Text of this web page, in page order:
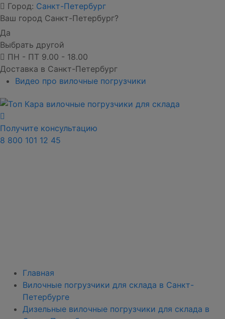
Город: Санкт-Петербург
Ваш город Санкт-Петербург?
Да
Выбрать другой
ПН - ПТ 9.00 - 18.00
Доставка в Санкт-Петербург
Видео про вилочные погрузчики
Получите консультацию
8 800 101 12 45
Главная
Вилочные погрузчики для склада в Санкт-
Петербурге
Дизельные вилочные погрузчики для склада в